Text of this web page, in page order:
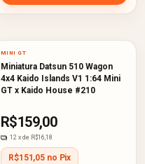
MINI GT
Miniatura Datsun 510 Wagon
4x4 Kaido Islands V1 1:64 Mini
GT x Kaido House #210
R$159,00
12 x de R$16,18
R$151,05 no Pix